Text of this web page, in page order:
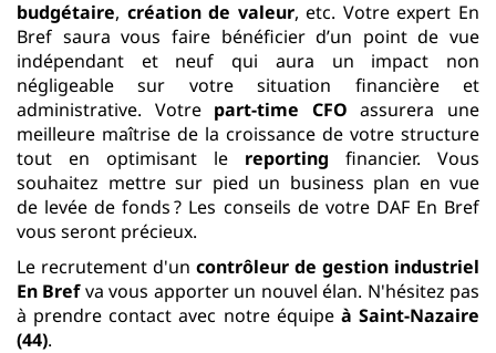
budgétaire, création de valeur, etc. Votre expert En
Bref saura vous faire bénéficier d’un point de vue
indépendant et neuf qui aura un impact non
négligeable sur votre situation financière et
administrative. Votre part-time CFO assurera une
meilleure maîtrise de la croissance de votre structure
tout en optimisant le reporting financier. Vous
souhaitez mettre sur pied un business plan en vue
de levée de fonds ? Les conseils de votre DAFEn Bref
vous seront précieux.
Le recrutement d'un contrôleur de gestion industriel
En Brefva vous apporter un nouvel élan. N'hésitez pas
à prendre contact avec notre équipe à Saint-Nazaire
(44).